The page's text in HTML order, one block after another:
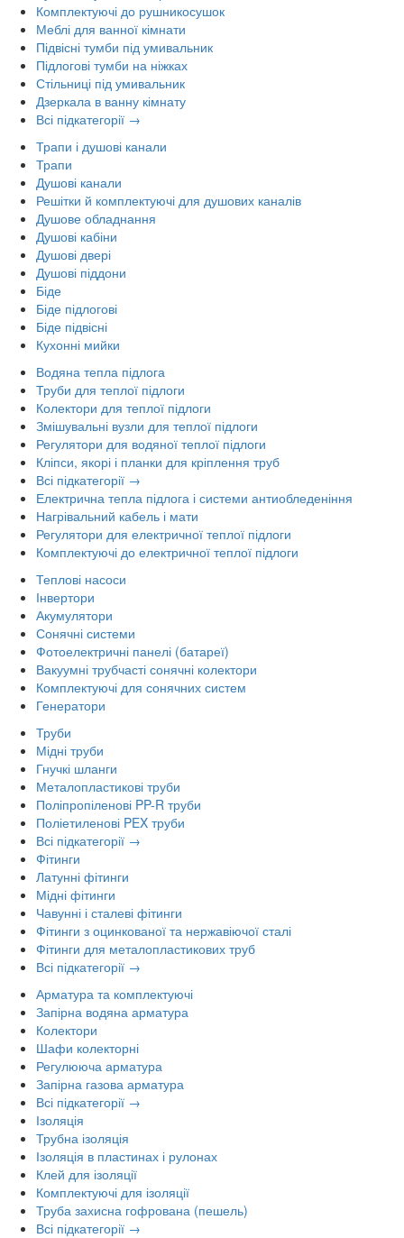
Комплектуючі до рушникосушок
Меблі для ванної кімнати
Підвісні тумби під умивальник
Підлогові тумби на ніжках
Стільниці під умивальник
Дзеркала в ванну кімнату
Всі підкатегорії →
Трапи і душові канали
Трапи
Душові канали
Решітки й комплектуючі для душових каналів
Душове обладнання
Душові кабіни
Душові двері
Душові піддони
Біде
Біде підлогові
Біде підвісні
Кухонні мийки
Водяна тепла підлога
Труби для теплої підлоги
Колектори для теплої підлоги
Змішувальні вузли для теплої підлоги
Регулятори для водяної теплої підлоги
Кліпси, якорі і планки для кріплення труб
Всі підкатегорії →
Електрична тепла підлога і системи антиобледеніння
Нагрівальний кабель і мати
Регулятори для електричної теплої підлоги
Комплектуючі до електричної теплої підлоги
Теплові насоси
Інвертори
Акумулятори
Сонячні системи
Фотоелектричні панелі (батареї)
Вакуумні трубчасті сонячні колектори
Комплектуючі для сонячних систем
Генератори
Труби
Мідні труби
Гнучкі шланги
Металопластикові труби
Поліпропіленові PP-R труби
Поліетиленові PEX труби
Всі підкатегорії →
Фітинги
Латунні фітинги
Мідні фітинги
Чавунні і сталеві фітинги
Фітинги з оцинкованої та нержавіючої сталі
Фітинги для металопластикових труб
Всі підкатегорії →
Арматура та комплектуючі
Запірна водяна арматура
Колектори
Шафи колекторні
Регулююча арматура
Запірна газова арматура
Всі підкатегорії →
Ізоляція
Трубна ізоляція
Ізоляція в пластинах і рулонах
Клей для ізоляції
Комплектуючі для ізоляції
Труба захисна гофрована (пешель)
Всі підкатегорії →